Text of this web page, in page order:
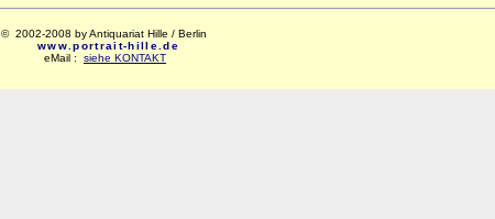
© 2002-2008 by Antiquariat Hille / Berlin
www.portrait-hille.de
eMail : siehe KONTAKT